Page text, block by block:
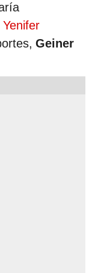
Yenifer
Geiner